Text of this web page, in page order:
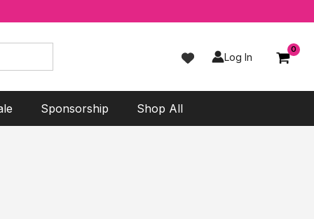
Log In
Sponsorship Shop All